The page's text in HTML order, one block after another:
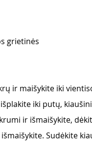
grietinės
ir maišykite iki
iki putų,
ir išmaišykite,
Sudėkite